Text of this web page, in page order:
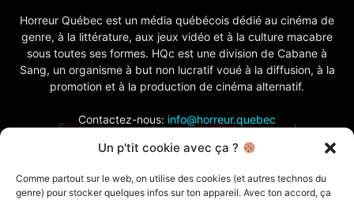
Un p'tit cookie avec ça ?
Comme partout sur le web, on utilise des cookies (et autres technos du
genre) pour stocker quelques infos sur ton appareil. Avec ton accord, ça
Horreur Québec est un média québécois dédié au cinéma de
genre, à la littérature, aux jeux vidéo et à la culture macabre
sous toutes ses formes. HQc est une division de Cabane à
Sang, un organisme à but non lucratif voué à la diffusion, à la
promotion et à la production de cinéma alternatif.
Contactez-nous: info@horreur.quebec
SUIVEZ NOUS